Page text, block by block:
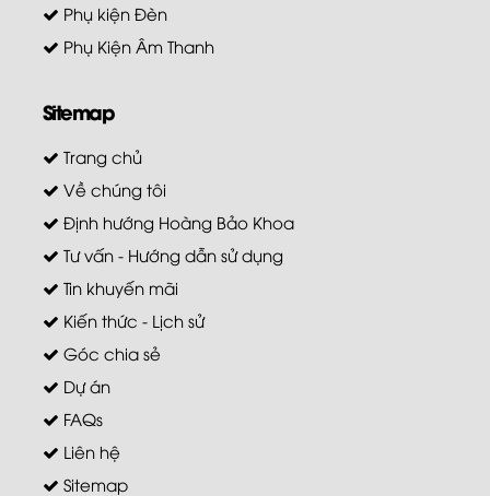
Phụ kiện Đèn
Phụ Kiện Âm Thanh
Sitemap
Trang chủ
Về chúng tôi
Định hướng Hoàng Bảo Khoa
Tư vấn - Hướng dẫn sử dụng
Tin khuyến mãi
Kiến thức - Lịch sử
Góc chia sẻ
Dự án
FAQs
Liên hệ
Sitemap